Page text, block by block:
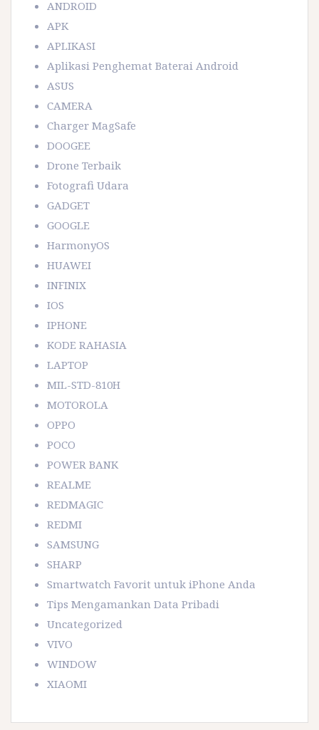
ANDROID
APK
APLIKASI
Aplikasi Penghemat Baterai Android
ASUS
CAMERA
Charger MagSafe
DOOGEE
Drone Terbaik
Fotografi Udara
GADGET
GOOGLE
HarmonyOS
HUAWEI
INFINIX
IOS
IPHONE
KODE RAHASIA
LAPTOP
MIL-STD-810H
MOTOROLA
OPPO
POCO
POWER BANK
REALME
REDMAGIC
REDMI
SAMSUNG
SHARP
Smartwatch Favorit untuk iPhone Anda
Tips Mengamankan Data Pribadi
Uncategorized
VIVO
WINDOW
XIAOMI